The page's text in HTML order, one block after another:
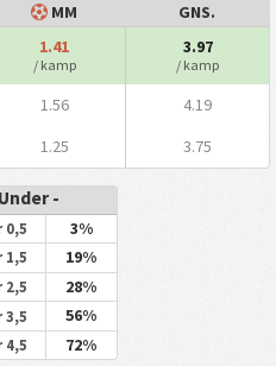
MM GNS.
1.41
/ kamp
3.97
/ kamp
1.56 4.19
1.25 3.75
Under -
0,5 3%
1,5 19%
2,5 28%
3,5 56%
4,5 72%